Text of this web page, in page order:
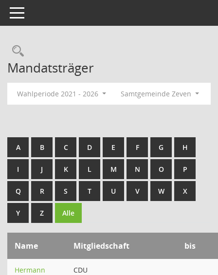
Toggle navigation
Rechercheauswahl
Mandatsträger
Wahlperiode 2021 - 2026 Samtgemeinde Zeven
A B C D E F G H
I J K L M N O P
Q R S T U V W X
Y Z Alle
Name Mitgliedschaft bis
Hermann
CDU